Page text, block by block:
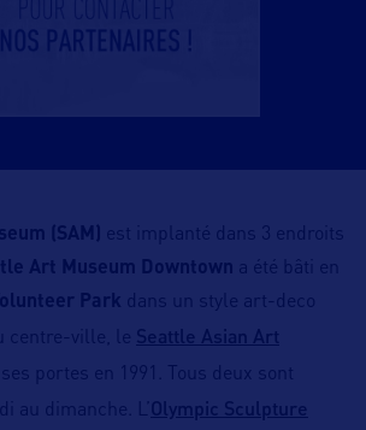
(SAM)
est implanté dans 3 endroits
Art Museum Downtown a été bâti en
Park dans un style art-deco
centre-ville, le Seattle Asian Art
portes en 1991. Tous deux sont
au dimanche. L’ Olympic Sculpture